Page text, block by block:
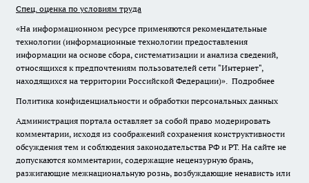
Спец. оценка по условиям труда
«На информационном ресурсе применяются рекомендательные
технологии (информационные технологии предоставления
информации на основе сбора, систематизации и анализа сведений,
относящихся к предпочтениям пользователей сети "Интернет",
находящихся на территории Российской Федерации)». Подробнее
Политика конфиденциальности и обработки персональных данных
Администрация портала оставляет за собой право модерировать
комментарии, исходя из соображений сохранения конструктивности
обсуждения тем и соблюдения законодательства РФ и РТ. На сайте не
допускаются комментарии, содержащие нецензурную брань,
разжигающие межнациональную рознь, возбуждающие ненависть или